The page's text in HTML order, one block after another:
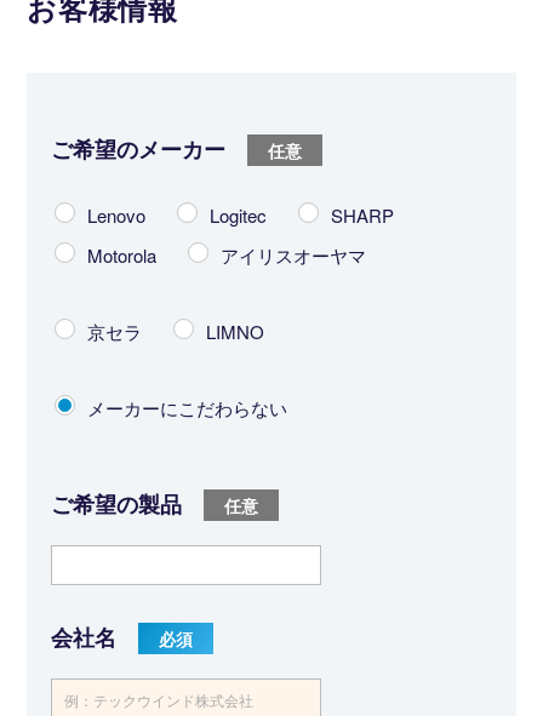
ご希望のメーカー
Lenovo Logitec
SHARP
Motorola
アイリスオーヤマ
京セラ LIMNO
メーカーにこだわらない
ご希望の製品
会社名